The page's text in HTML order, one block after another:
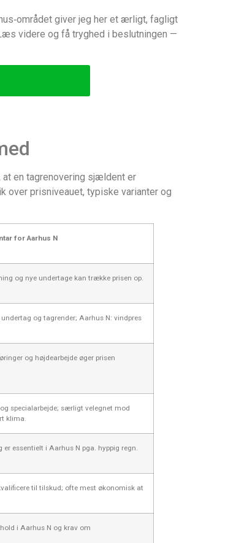
giver jeg her et ærligt, fagligt
videre og få tryghed i beslutningen —
en tagrenovering sjældent er
over prisniveauet, typiske varianter og
for Aarhus N
og nye undertage kan trække prisen op.
og tagrender; Aarhus N: vindpres
og højdearbejde øger prisen
specialarbejde; særligt velegnet mod
klima.
essentielt i Aarhus N pga. hyppig regn.
til tilskud; ofte mest økonomisk at
i Aarhus N og krav om